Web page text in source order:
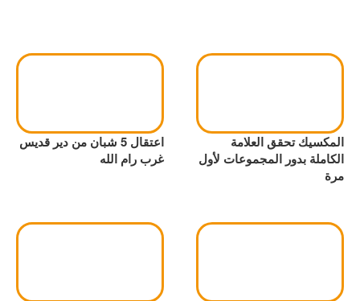
المكسيك تحقق العلامة
الكاملة بدور المجموعات لأول
مرة
اعتقال 5 شبان من دير قديس
غرب رام الله